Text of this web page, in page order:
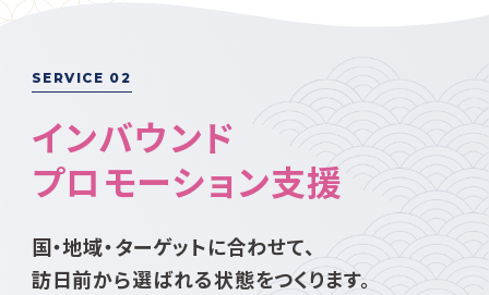
SERVICE 02
インバウンド
プロモーション支援
国・地域・ターゲットに合わせて、
訪日前から選ばれる状態をつくります。